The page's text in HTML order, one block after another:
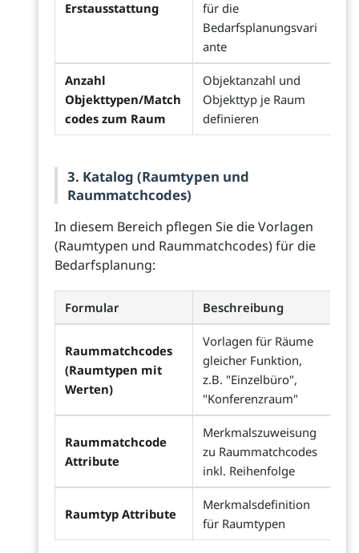
Erstausstattung
für die
Bedarfsplanungsvari
ante
Anzahl
Objekttypen/Match
codes zum Raum
Objektanzahl und
Objekttyp je Raum
definieren
3. Katalog (Raumtypen und
Raummatchcodes)
In diesem Bereich pflegen Sie die Vorlagen
(Raumtypen und Raummatchcodes) für die
Bedarfsplanung:
Formular Beschreibung
Raummatchcodes
(Raumtypen mit
Werten)
Vorlagen für Räume
gleicher Funktion,
z.B. "Einzelbüro",
"Konferenzraum"
Raummatchcode
Attribute
Merkmalszuweisung
zu Raummatchcodes
inkl. Reihenfolge
Raumtyp Attribute
Merkmalsdefinition
für Raumtypen